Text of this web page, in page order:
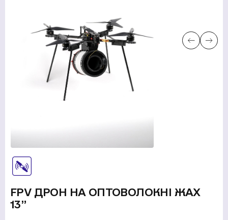
МЕРЧ КОМПАНІЇ
ВІДГУКИ
КОНТАКТИ
FPV ДРОН НА ОПТОВОЛОКНІ ЖАХ
13”